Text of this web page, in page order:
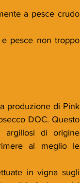
a pesce crudo
pesce non troppo
produzione di Pink
DOC. Questo
di origine
al meglio le
in vigna sugli